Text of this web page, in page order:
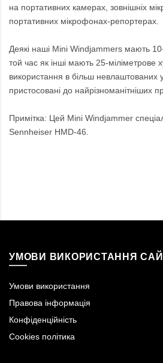
на портативних камерах, зовнішніх
портативних мікрофонах-репортерах.
Деякі наші Mini Windjammers мають
той час як інші мають 25-міліметрове
використання в більш невлаштованих
пристосовані до найрізноманітніших
Примітка: Цей Mini Windjammer
Sennheiser HMD-46.
УМОВИ ВИКОРИСТАННЯ
Умови використання
Правова інформація
Конфіденційність
Cookies політика